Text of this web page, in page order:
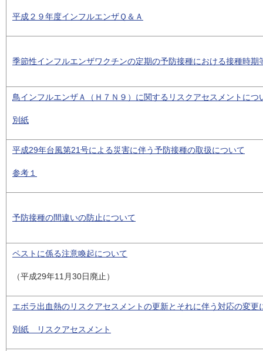
平成２９年度インフルエンザＱ＆Ａ
季節性インフルエンザワクチンの定期の予防接種における接種時期
鳥インフルエンザＡ（Ｈ７Ｎ９）に関するリスクアセスメントにつ
別紙
平成29年台風第21号による災害に伴う予防接種の取扱について
参考１
予防接種の間違いの防止について
ペストに係る注意喚起について
（平成29年11月30日廃止）
エボラ出血熱のリスクアセスメントの更新とそれに伴う対応の変更
別紙 リスクアセスメント